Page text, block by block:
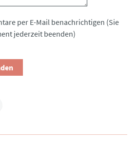
per E-Mail benachrichtigen (Sie
jederzeit beenden)